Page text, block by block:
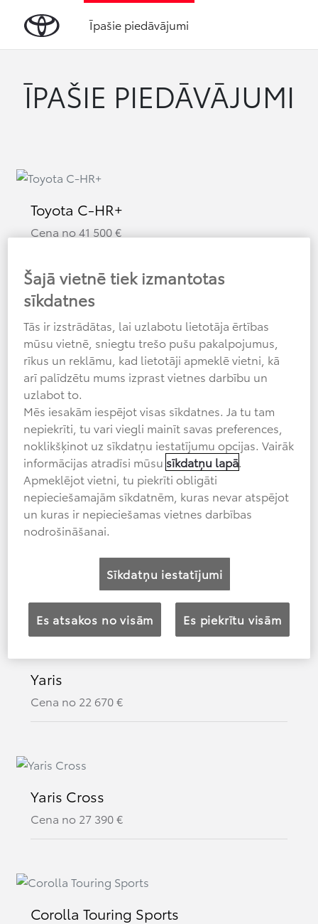
Īpašie piedāvājumi
ĪPAŠIE PIEDĀVĀJUMI
Toyota C-HR+
Cena no41 500€
Toyota bZ4X
Cena no 40 900€
Toyota bZ4X Touring
Cena no 43 500€
22 170€
Yaris
Cena no 22 670€
Yaris Cross
Cena no 27 390€
Corolla Touring Sports
Šajā vietnē tiek izmantotas
sīkdatnes
Tās ir izstrādātas, lai uzlabotu lietotāja ērtības
mūsu vietnē, sniegtu trešo pušu pakalpojumus,
rīkus un reklāmu, kad lietotāji apmeklē vietni, kā
arī palīdzētu mums izprast vietnes darbību un
uzlabot to.
Mēs iesakām iespējot visas sīkdatnes. Ja tu tam
nepiekrīti, tu vari viegli mainīt savas preferences,
noklikšķinot uz sīkdatņu iestatījumu opcijas. Vairāk
informācijas atradīsi mūsu sīkdatņu lapā
Apmeklējot vietni, tu piekrīti obligāti
nepieciešamajām sīkdatnēm, kuras nevar atspējot
un kuras ir nepieciešamas vietnes darbības
nodrošināšanai.
Sīkdatņu iestatījumi
Es atsakos no visām Es piekrītu visām